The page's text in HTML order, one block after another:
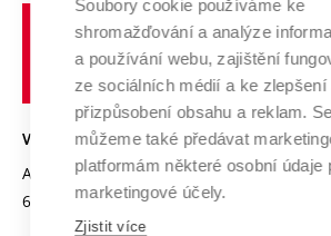
Výzkumné infrastruktury
Transfer znalostí
Open Science
Projekty
Projekty ze strukturálních fondů
Specifický výzkum
Spolupráce se školami
Mezinárodní dohody
Univerzitní sítě
Udržitelná univerzita
Podnikavá univerzita / ContriBUTe
Bezpečná univerzita
Vyznamenání
Organizační struktura
Brně
VYSOKÉ UČENÍ TECHNICKÉ V BRNĚ
Antonínská 548/1
602 00 Brno
www.vut.cz
vut@vutbr.cz
Soubory cookie používáme ke
shromažďování a analýze
a používání webu, zajištění
ze sociálních médií a ke zlepšení
přizpůsobení obsahu a reklam.
můžeme také předávat
platformám některé osobní údaje
marketingové účely.
Zjistit více